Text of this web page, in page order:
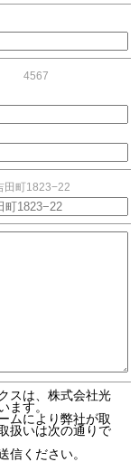
田町1823−22
スは、株式会社光
ます。
ムにより弊社が取
扱いは次の通りで
信ください。